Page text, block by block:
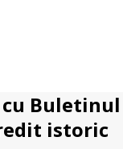
Buletinul
istoric